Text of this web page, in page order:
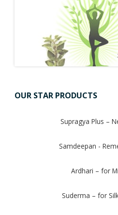
OUR STAR PRODUCTS
Supragya Plus –
Samdeepan -
Ardhari – for
Suderma – for